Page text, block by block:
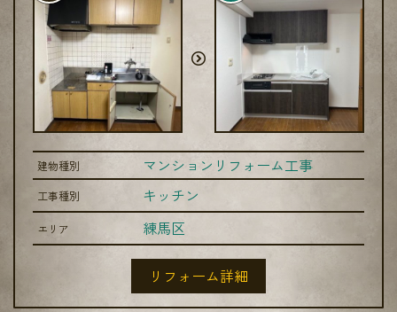
建物種別 マンションリフォーム工事
工事種別 キッチン
エリア 練馬区
リフォーム詳細